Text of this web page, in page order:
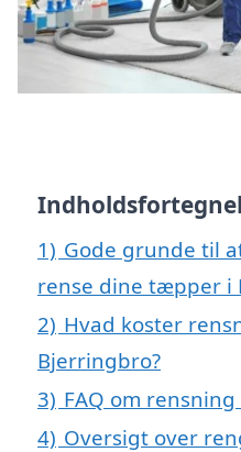
1) Gode grunde til
rense dine tæpper i
2) Hvad koster
Bjerringbro?
3) FAQ om
4) Oversigt over